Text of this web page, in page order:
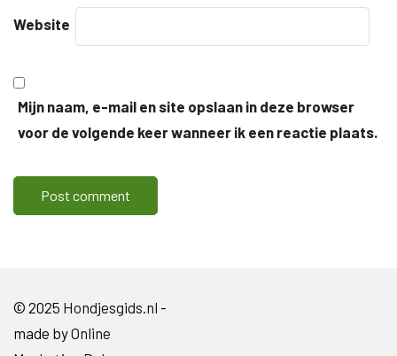
Website
Mijn naam, e-mail en site opslaan in deze browser
voor de volgende keer wanneer ik een reactie plaats.
© 2025 Hondjesgids.nl -
made byOnline